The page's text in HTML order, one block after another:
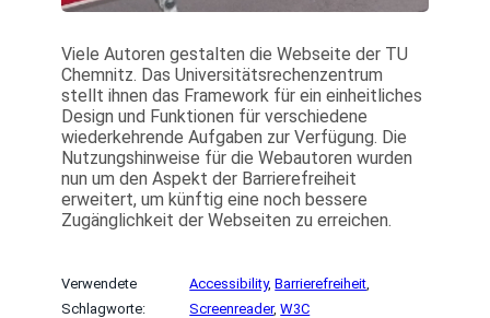
Viele Autoren gestalten die Webseite der TU
Chemnitz. Das Universitätsrechenzentrum
stellt ihnen das Framework für ein einheitliches
Design und Funktionen für verschiedene
wiederkehrende Aufgaben zur Verfügung. Die
Nutzungshinweise für die Webautoren wurden
nun um den Aspekt der Barrierefreiheit
erweitert, um künftig eine noch bessere
Zugänglichkeit der Webseiten zu erreichen.
Verwendete
Schlagworte:
Accessibility, Barrierefreiheit
Screenreader, W3C